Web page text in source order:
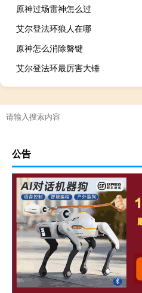
原神过场雷神怎么过
艾尔登法环狼人在哪
原神怎么消除磐键
艾尔登法环最厉害大锤
公告